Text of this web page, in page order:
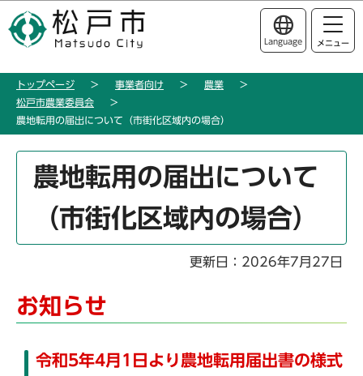
の
ー
このページの本文へ移動
Language メニュー
トップページ 事業者向け
農業
松戸市農業委員会
農地転用の届出について（市街化区域内の場合）
か
農地転用の届出について
（市街化区域内の場合）
更新日：2026年7月27日
お知らせ
令和5年4月1日より農地転用届出書の様式